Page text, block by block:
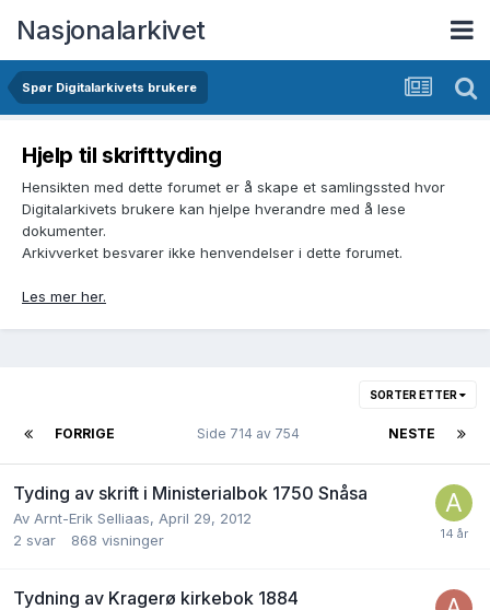
Nasjonalarkivet
Spør Digitalarkivets brukere
Hjelp til skrifttyding
Hensikten med dette forumet er å skape et samlingssted hvor
Digitalarkivets brukere kan hjelpe hverandre med å lese
dokumenter.
Arkivverket besvarer ikke henvendelser i dette forumet.
Les mer her.
SORTER ETTER
FORRIGE NESTE
Side 714 av 754
Tyding av skrift i Ministerialbok 1750 Snåsa
Av Arnt-Erik Selliaas, April 29, 2012
2 svar 868 visninger
Tydning av Kragerø kirkebok 1884